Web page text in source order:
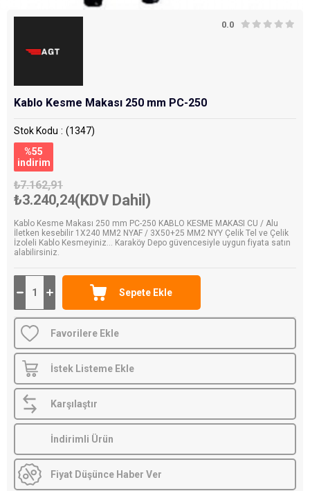
0.0
Kablo Kesme Makası 250 mm PC-250
Stok Kodu
(1347)
%55
i̇ndirim
₺7.162,91
₺3.240,24(KDV Dahil)
Kablo Kesme Makası 250 mm PC-250 KABLO KESME MAKASI CU / Alu
İletken kesebilir 1X240 MM2 NYAF / 3X50+25 MM2 NYY Çelik Tel ve Çelik
İzoleli Kablo Kesmeyiniz... Karaköy Depo güvencesiyle uygun fiyata satın
alabilirsiniz.
Favorilere Ekle
İstek Listeme Ekle
Karşılaştır
İndirimli Ürün
Fiyat Düşünce Haber Ver